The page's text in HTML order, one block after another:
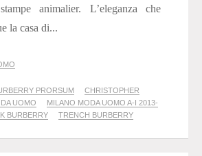
animalier. L’eleganza che
la casa di...
PRORSUM
CHRISTOPHER
UOMO
MILANO MODA UOMO A-I 2013-
BURBERRY TRENCH BURBERRY